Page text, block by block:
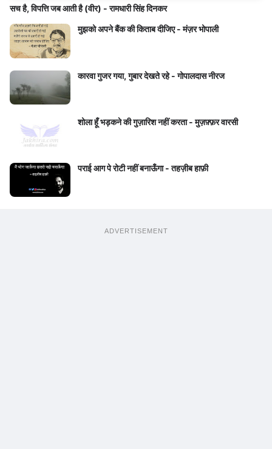
सच है, विपत्ति जब आती है (वीर) - रामधारी सिंह दिनकर
मुझको अपने बैंक की किताब दीजिए - मंज़र भोपाली
कारवा गुजर गया, गुबार देखते रहे - गोपालदास नीरज
शोला हूँ भड़कने की गुज़ारिश नहीं करता - मुज़फ़्फ़र वारसी
पराई आग पे रोटी नहीं बनाऊँगा - तहज़ीब हाफ़ी
ADVERTISEMENT